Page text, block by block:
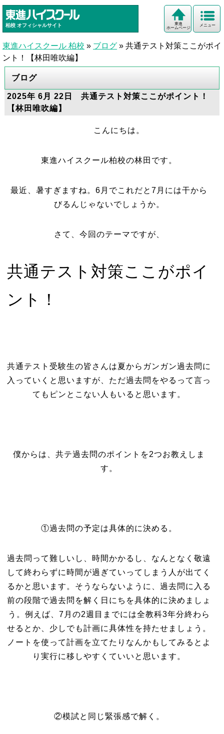
柏校 オフィシャルサイト メニュー
東進
ホームページ
東進ハイスクール 柏校 » ブログ » 共通テスト対策ここがポイ
ント！【林田唯吹編】
ブログ
2025年 6月 22日 共通テスト対策ここがポイント！
【林田唯吹編】
こんにちは。
東進ハイスクール柏校の林田です。
最近、暑すぎますね。6月でこれだと7月には干から
びるんじゃないでしょうか。
さて、今回のテーマですが、
共通テスト対策ここがポイ
ント！
共通テスト受験生の皆さんは夏からガンガン過去問に
入っていくと思いますが、ただ過去問をやるって言っ
てもピンとこない人もいると思います。
僕からは、共テ過去問のポイントを2つお教えしま
す。
①過去問の予定は具体的に決める。
過去問って難しいし、時間かかるし、なんとなく敬遠
して終わらずに時間が過ぎていってしまう人が出てく
るかと思います。そうならないように、過去問に入る
前の段階で過去問を解く日にちを具体的に決めましょ
う。例えば、7月の2週目までには全教科3年分終わら
せるとか、少しでも計画に具体性を持たせましょう。
ノートを使って計画を立てたりなんかもしてみるとよ
り実行に移しやすくていいと思います。
②模試と同じ緊張感で解く。